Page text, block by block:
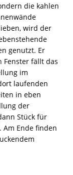
die kahlen
wird der
genutzt. Er
Fenster fällt das
im
laufenden
in eben
der
Stück für
Ende finden